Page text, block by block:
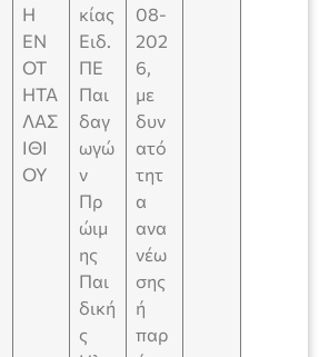
Η
ΕΝ
ΟΤ
ΗΤΑ
ΛΑΣ
ΙΘΙ
ΟΥ
κίας
Ειδ.
ΠΕ
Παι
δαγ
ωγώ
ν
Πρ
ώιμ
ης
Παι
δική
ς
08-
202
6,
με
δυν
ατό
τητ
α
ανα
νέω
σης
ή
παρ